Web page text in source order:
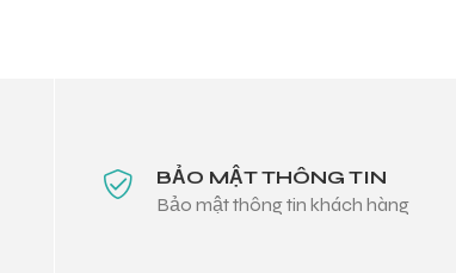
BẢO MẬT THÔNG TIN
Bảo mật thông tin khách hàng